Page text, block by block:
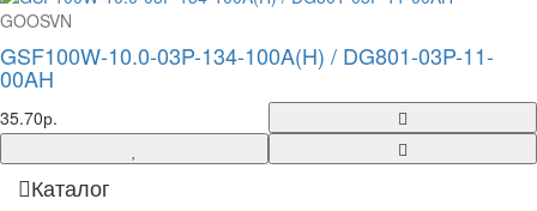
GOOSVN
GSF100W-10.0-03P-134-100A(H) / DG801-03P-11-
00AH
35.70р.
Каталог